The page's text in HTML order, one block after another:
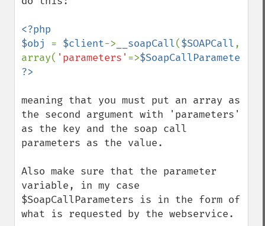
<?php
$obj = $client-> __soapCall($SOAPCall,
array( 'parameters' =>$SoapCallParameters
meaning that you must put an array as
the second argument with 'parameters'
as the key and the soap call
parameters as the value.
Also make sure that the parameter
variable, in my case
$SoapCallParameters is in the form of
what is requested by the webservice.